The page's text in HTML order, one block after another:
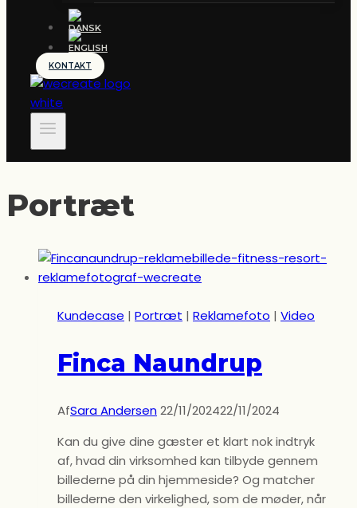
KONTAKT
Portræt
Kundecase | Portræt | Reklamefoto | Video
Finca Naundrup
AfSara Andersen22/11/202422/11/2024
Kan du give dine gæster et klart nok indtryk
af, hvad din virksomhed kan tilbyde gennem
billederne på din hjemmeside? Og matcher
billederne den virkelighed, som de møder, når